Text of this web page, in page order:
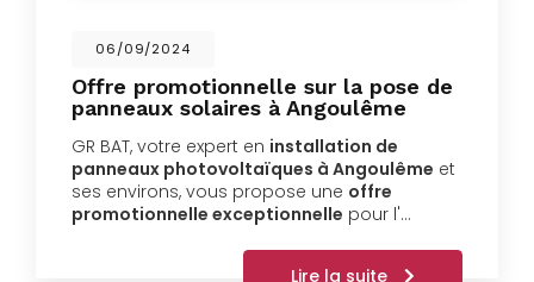
06/09/2024
Offre promotionnelle sur la pose de
panneaux solaires à Angoulême
GR BAT, votre expert en installation de
panneaux photovoltaïques à Angoulême et
ses environs, vous propose une offre
promotionnelle exceptionnelle pour l'…
Lire la suite